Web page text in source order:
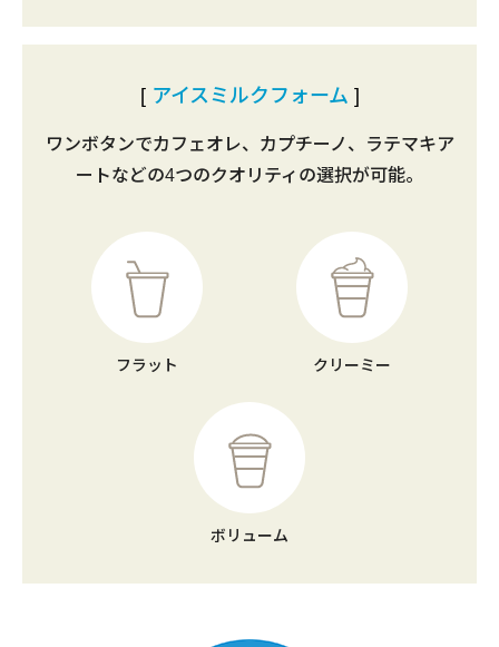
アイスミルクフォーム
ワンボタンでカフェオレ、カプチーノ、ラテマキア
ートなどの4つのクオリティの選択が可能。
フラット クリーミー
ボリューム